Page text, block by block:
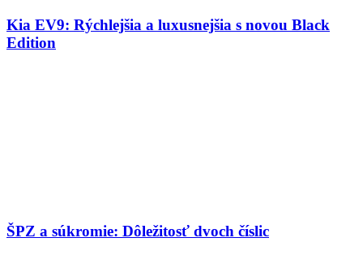
Kia EV9: Rýchlejšia a luxusnejšia s novou Black
Edition
ŠPZ a súkromie: Dôležitosť dvoch číslic